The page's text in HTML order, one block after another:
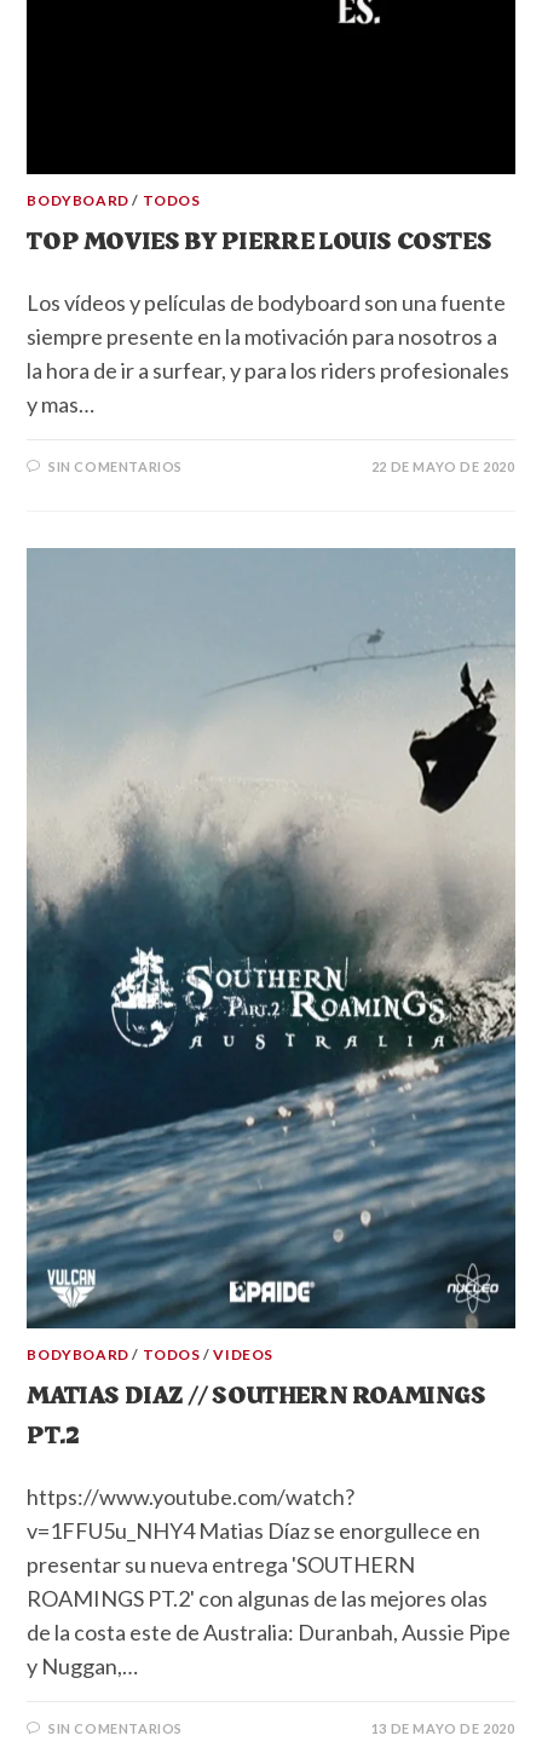
BODYBOARD / TODOS
TOP MOVIES BY PIERRE LOUIS COSTES
Los vídeos y películas de bodyboard son una fuente
siempre presente en la motivación para nosotros a
la hora de ir a surfear, y para los riders profesionales
y mas…
SIN COMENTARIOS 22 DE MAYO DE 2020
BODYBOARD / TODOS /VIDEOS
MATIAS DIAZ // SOUTHERN ROAMINGS
PT.2
https://www.youtube.com/watch?
v=1FFU5u_NHY4 Matias Díaz se enorgullece en
presentar su nueva entrega 'SOUTHERN
ROAMINGS PT.2' con algunas de las mejores olas
de la costa este de Australia: Duranbah, Aussie Pipe
y Nuggan,…
SIN COMENTARIOS 13 DE MAYO DE 2020